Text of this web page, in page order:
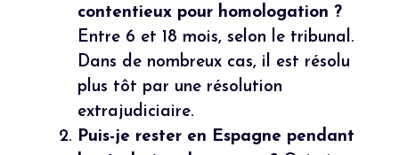
contentieux pour homologation ?
Entre 6 et 18 mois, selon le tribunal.
Dans de nombreux cas, il est résolu
plus tôt par une résolution
extrajudiciaire.
Puis-je rester en Espagne pendant